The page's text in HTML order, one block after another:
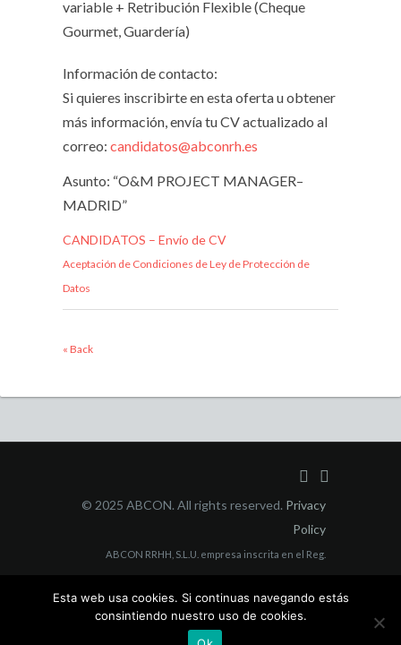
variable + Retribución Flexible (Cheque
Gourmet, Guardería)
Información de contacto:
Si quieres inscribirte en esta oferta u obtener
más información, envía tu CV actualizado al
correo: candidatos@abconrh.es
Asunto: “O&M PROJECT MANAGER–
MADRID”
CANDIDATOS – Envío de CV
Aceptación de Condiciones de Ley de Protección de
Datos
« Back
© 2025 ABCON. All rights reserved. Privacy
Policy
ABCON RRHH, S.L.U. empresa inscrita en el Reg.
domicilio social en C/ Juan Bravo, 3 A 228006 Madrid y
Esta web usa cookies. Si continuas navegando estás
consintiendo nuestro uso de cookies.